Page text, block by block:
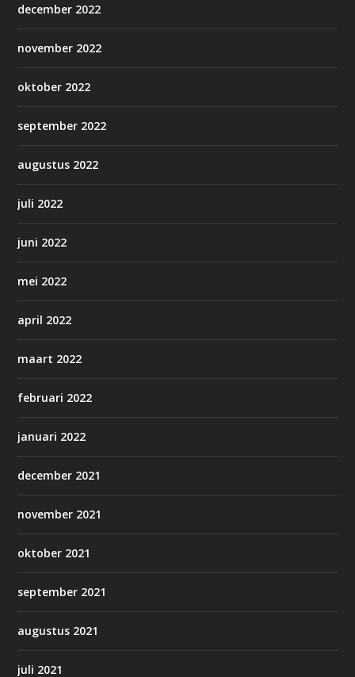
december 2022
november 2022
oktober 2022
september 2022
augustus 2022
juli 2022
juni 2022
mei 2022
april 2022
maart 2022
februari 2022
januari 2022
december 2021
november 2021
oktober 2021
september 2021
augustus 2021
juli 2021